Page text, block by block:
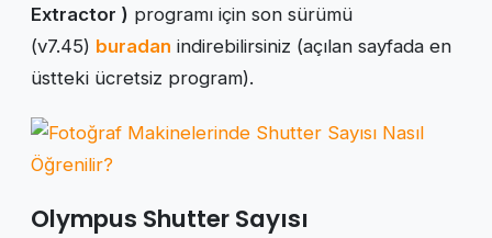
Extractor ) programı için son sürümü
(v7.45) buradan indirebilirsiniz (açılan sayfada en
üstteki ücretsiz program).
Olympus Shutter Sayısı